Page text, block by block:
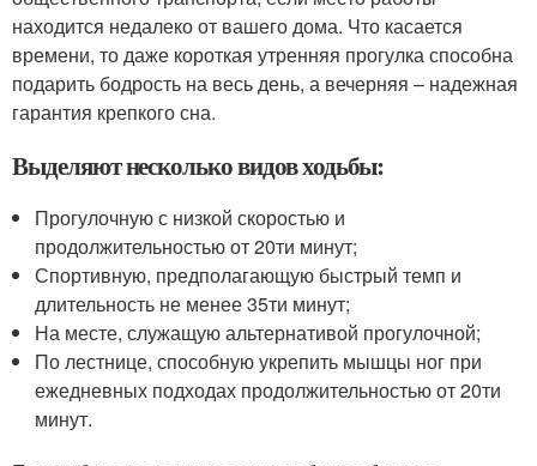
находится недалеко от вашего дома. Что касается
времени, то даже короткая утренняя прогулка способна
подарить бодрость на весь день, а вечерняя – надежная
гарантия крепкого сна.
Выделяют несколько видов ходьбы:
Прогулочную с низкой скоростью и
продолжительностью от 20ти минут;
Спортивную, предполагающую быстрый темп и
длительность не менее 35ти минут;
На месте, служащую альтернативой прогулочной;
По лестнице, способную укрепить мышцы ног при
ежедневных подходах продолжительностью от 20ти
минут.